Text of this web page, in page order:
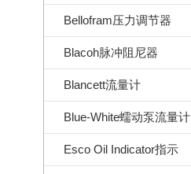
Bellofram压力调节器
Blacoh脉冲阻尼器
Blancett流量计
Blue-White蠕动泵流量计
Esco Oil Indicator指示